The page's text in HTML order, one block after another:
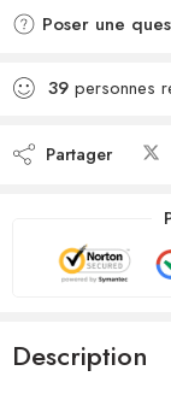
Poser une
39 personnes
Partager
Description